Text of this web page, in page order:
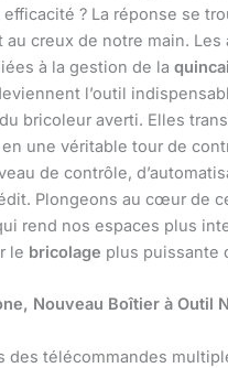
? La réponse se
au creux de notre main. Les
à la gestion de la
l’outil
bricoleur averti. Elles
une véritable tour de
de contrôle,
Plongeons au cœur de
rend nos espaces plus
le bricolage plus puissante
Nouveau Boîtier à Outil
des télécommandes